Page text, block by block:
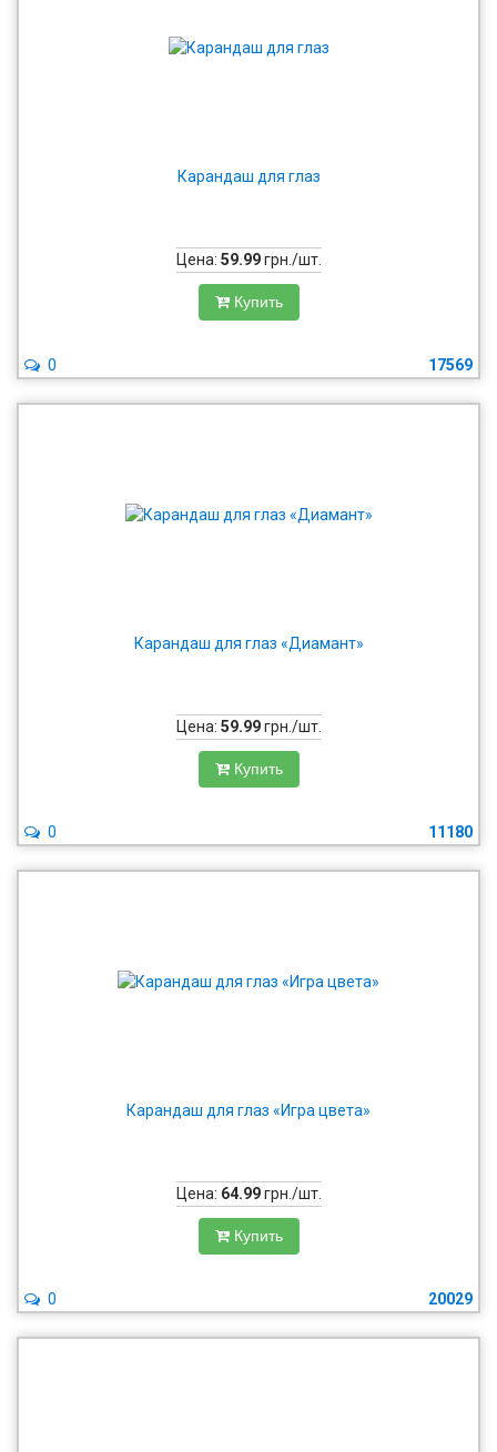
Карандаш для глаз
Цена: 59.99грн./шт.
Купить
17569
0
Карандаш для глаз «Диамант»
Цена: 59.99грн./шт.
Купить
11180
0
Карандаш для глаз «Игра цвета»
Цена: 64.99грн./шт.
Купить
20029
0